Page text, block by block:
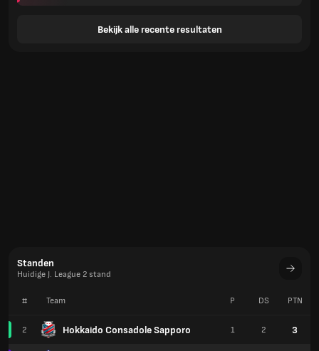
Bekijk alle recente resultaten
Standen
Huidige J. League 2 stand
# Team
2 Hokkaido Consadole Sapporo
P DS PTN
1 2 3